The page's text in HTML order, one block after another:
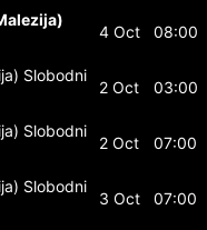
4 Oct 08:00
Slobodni
2 Oct 03:00
Slobodni
2 Oct 07:00
Slobodni
3 Oct 07:00